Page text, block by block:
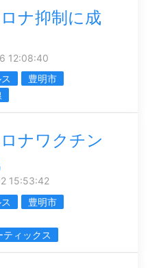
ナ抑制に成
12:08:40
豊明市
ナワクチン
15:53:42
豊明市
ィックス